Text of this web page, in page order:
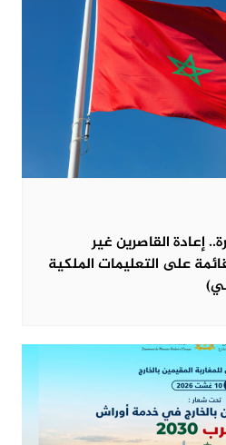
إعادة القاصرين غير
على التعليمات الملكية